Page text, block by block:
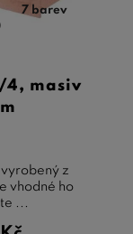
7 barev
4, masiv
z
vhodné ho
...